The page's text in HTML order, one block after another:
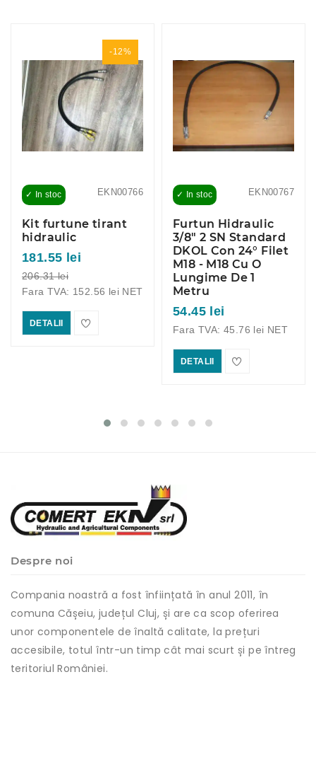
-12%
EKN00766
✓ In stoc
Kit furtune tirant
hidraulic
181.55 lei
206.31 lei
Fara TVA: 152.56 lei NET
DETALII
EKN00767
✓ In stoc
Furtun Hidraulic
3/8" 2 SN Standard
DKOL Con 24° Filet
M18 - M18 Cu O
Lungime De 1
Metru
54.45 lei
Fara TVA: 45.76 lei NET
DETALII
Despre noi
Compania noastră a fost înființată în anul 2011, în
comuna Cășeiu, județul Cluj, și are ca scop oferirea
unor componentele de înaltă calitate, la prețuri
accesibile, totul într-un timp cât mai scurt și pe întreg
teritoriul României.